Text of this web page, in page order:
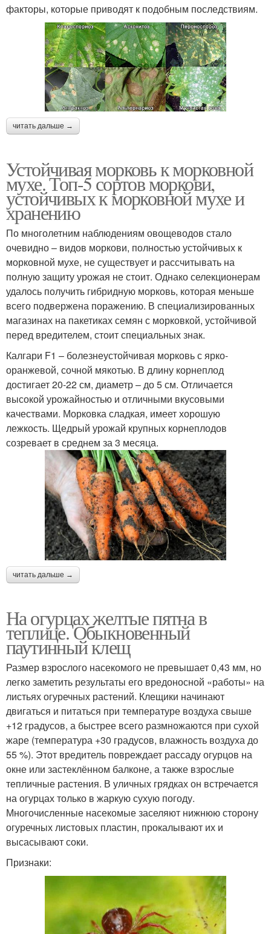
факторы, которые приводят к подобным последствиям.
читать дальше →
Устойчивая морковь к морковной
мухе. Топ-5 сортов моркови,
устойчивых к морковной мухе и
хранению
По многолетним наблюдениям овощеводов стало
очевидно – видов моркови, полностью устойчивых к
морковной мухе, не существует и рассчитывать на
полную защиту урожая не стоит. Однако селекционерам
удалось получить гибридную морковь, которая меньше
всего подвержена поражению. В специализированных
магазинах на пакетиках семян с морковкой, устойчивой
перед вредителем, стоит специальных знак.
Калгари F1 – болезнеустойчивая морковь с ярко-
оранжевой, сочной мякотью. В длину корнеплод
достигает 20-22 см, диаметр – до 5 см. Отличается
высокой урожайностью и отличными вкусовыми
качествами. Морковка сладкая, имеет хорошую
лежкость. Щедрый урожай крупных корнеплодов
созревает в среднем за 3 месяца.
читать дальше →
На огурцах желтые пятна в
теплице. Обыкновенный
паутинный клещ
Размер взрослого насекомого не превышает 0,43 мм, но
легко заметить результаты его вредоносной «работы» на
листьях огуречных растений. Клещики начинают
двигаться и питаться при температуре воздуха свыше
+12 градусов, а быстрее всего размножаются при сухой
жаре (температура +30 градусов, влажность воздуха до
55 %). Этот вредитель повреждает рассаду огурцов на
окне или застеклённом балконе, а также взрослые
тепличные растения. В уличных грядках он встречается
на огурцах только в жаркую сухую погоду.
Многочисленные насекомые заселяют нижнюю сторону
огуречных листовых пластин, прокалывают их и
высасывают соки.
Признаки: